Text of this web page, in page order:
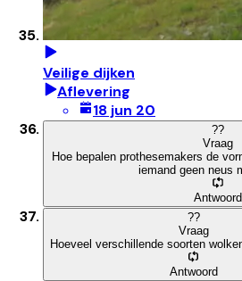
Veilige dijken
Aflevering
18 jun 20
??
Vraag
Hoe bepalen prothesemakers de
iemand geen neus
Antwoord
??
Vraag
Hoeveel verschillende soorten
Antwoord